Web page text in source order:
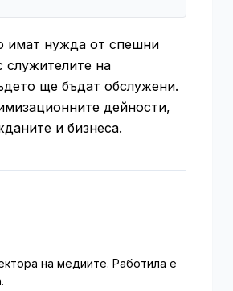
имат нужда от спешни
служителите на
ще бъдат обслужени.
дейности,
и бизнеса.
на медиите. Работила е